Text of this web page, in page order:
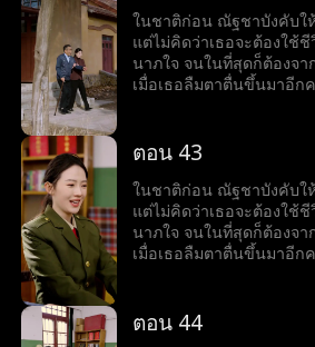
มหาวิทยาลัยไว้ และเริ่มต้
ในชาติก่อน ณัฐชาบังคับใ
แต่ไม่คิดว่าเธอจะต้องใช้
นาภใจ จนในที่สุดก็ต้องจ
เมื่อเธอลืมตาตื่นขึ้นมาอีก
แต่งงานกับวีรวัฒน์ แต่ใน
มหาวิทยาลัยไว้ และเริ่มต้
ตอน 43
ในชาติก่อน ณัฐชาบังคับใ
แต่ไม่คิดว่าเธอจะต้องใช้
นาภใจ จนในที่สุดก็ต้องจ
เมื่อเธอลืมตาตื่นขึ้นมาอีก
แต่งงานกับวีรวัฒน์ แต่ใน
ตอน 44